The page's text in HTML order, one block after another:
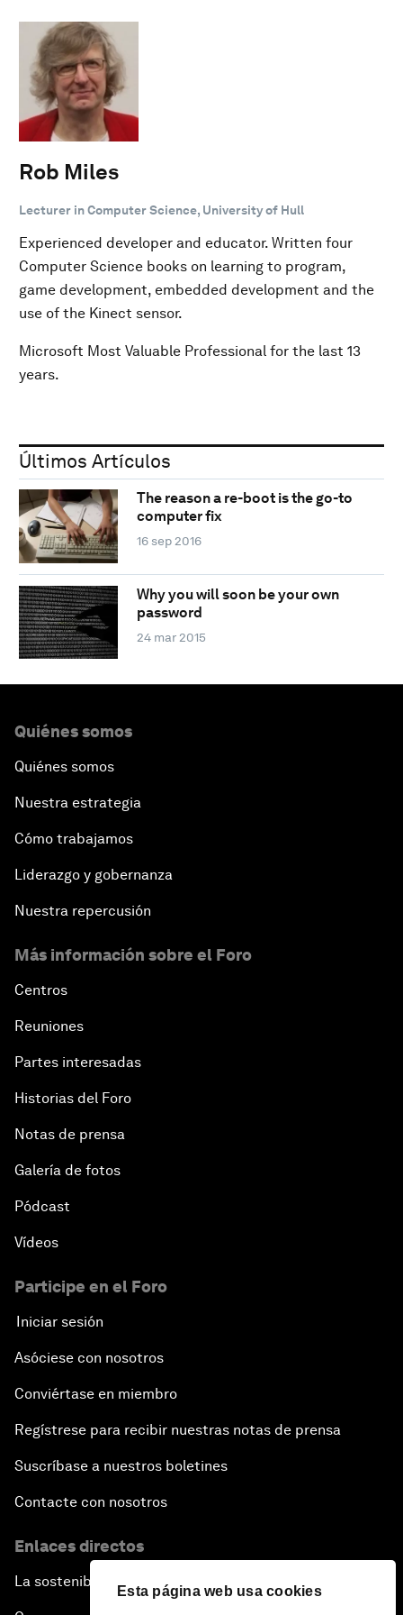
Esta página web usa cookies
Rob Miles
Lecturer in Computer Science, University of Hull
Experienced developer and educator. Written four
Computer Science books on learning to program,
game development, embedded development and the
use of the Kinect sensor.
Microsoft Most Valuable Professional for the last 13
years.
Últimos Artículos
The reason a re-boot is the go-to
computer fix
16 sep 2016
Why you will soon be your own
password
24 mar 2015
Quiénes somos
Quiénes somos
Nuestra estrategia
Cómo trabajamos
Liderazgo y gobernanza
Nuestra repercusión
Más información sobre el Foro
Centros
Reuniones
Partes interesadas
Historias del Foro
Notas de prensa
Galería de fotos
Pódcast
Vídeos
Participe en el Foro
Iniciar sesión
Asóciese con nosotros
Conviértase en miembro
Regístrese para recibir nuestras notas de prensa
Suscríbase a nuestros boletines
Contacte con nosotros
Enlaces directos
La sostenibilidad en el Foro